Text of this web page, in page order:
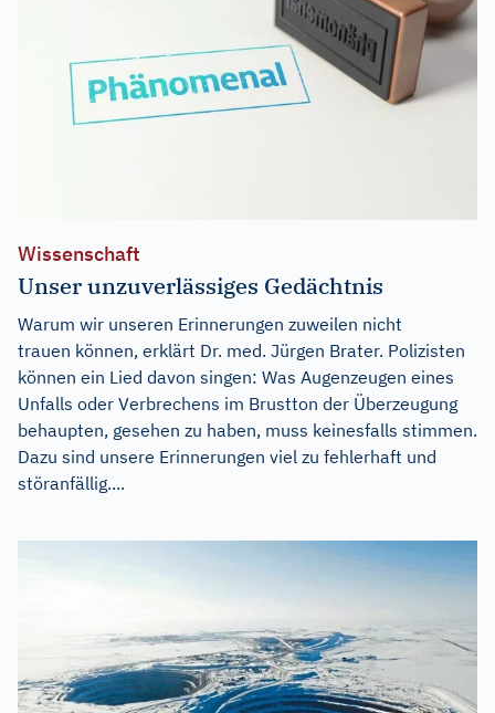
Wissenschaft
Unser unzuverlässiges Gedächtnis
Warum wir unseren Erinnerungen zuweilen nicht
trauen können, erklärt Dr. med. Jürgen Brater. Polizisten
können ein Lied davon singen: Was Augenzeugen eines
Unfalls oder Verbrechens im Brustton der Überzeugung
behaupten, gesehen zu haben, muss keinesfalls stimmen.
Dazu sind unsere Erinnerungen viel zu fehlerhaft und
störanfällig....